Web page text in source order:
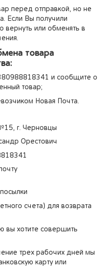
перед отправкой, но не
Если Вы получили
вернуть или обменять в
товара
и сообщите о
товар;
Новая Почта.
г. Черновцы
Орестович
счета) для возврата
вы хотите совершить
трех рабочих дней мы
карту или